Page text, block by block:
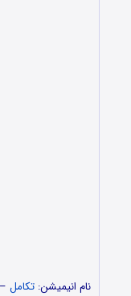
نام انیمیشن: تکامل